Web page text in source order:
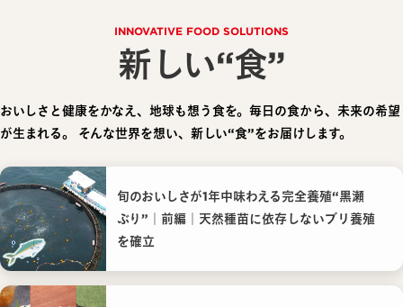
INNOVATIVE FOOD SOLUTIONS
新しい“食”
おいしさと健康をかなえ、地球も想う食を。毎日の食から、未来の希望
が生まれる。
そんな世界を想い、新しい“食”をお届けします。
旬のおいしさが1年中味わえる完全養殖“黒瀬
ぶり”｜前編｜天然種苗に依存しないブリ養殖
を確立